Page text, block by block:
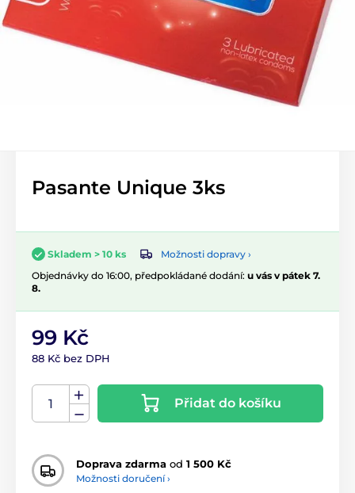
Pasante Unique 3ks
Skladem > 10 ks
Možnosti dopravy ›
Objednávky do 16:00, předpokládané dodání: u vás v pátek 7.
8.
99 Kč
88 Kč bez DPH
Přidat do košíku
Doprava zdarma od 1 500 Kč
Možnosti doručení ›